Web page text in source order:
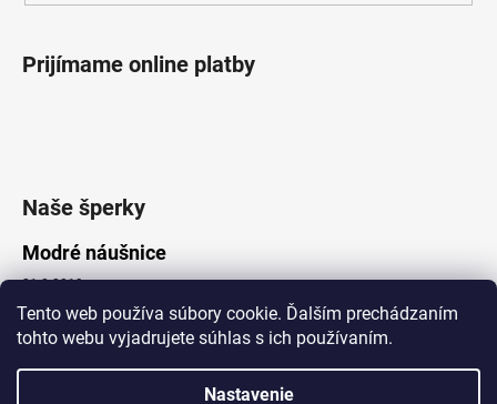
Tento web používa súbory cookie. Ďalším prechádzaním
tohto webu vyjadrujete súhlas s ich používaním.
Nastavenie
Prijímame online platby
Naše šperky
Modré náušnice
21.8.2019
Vytvoril Shoptet